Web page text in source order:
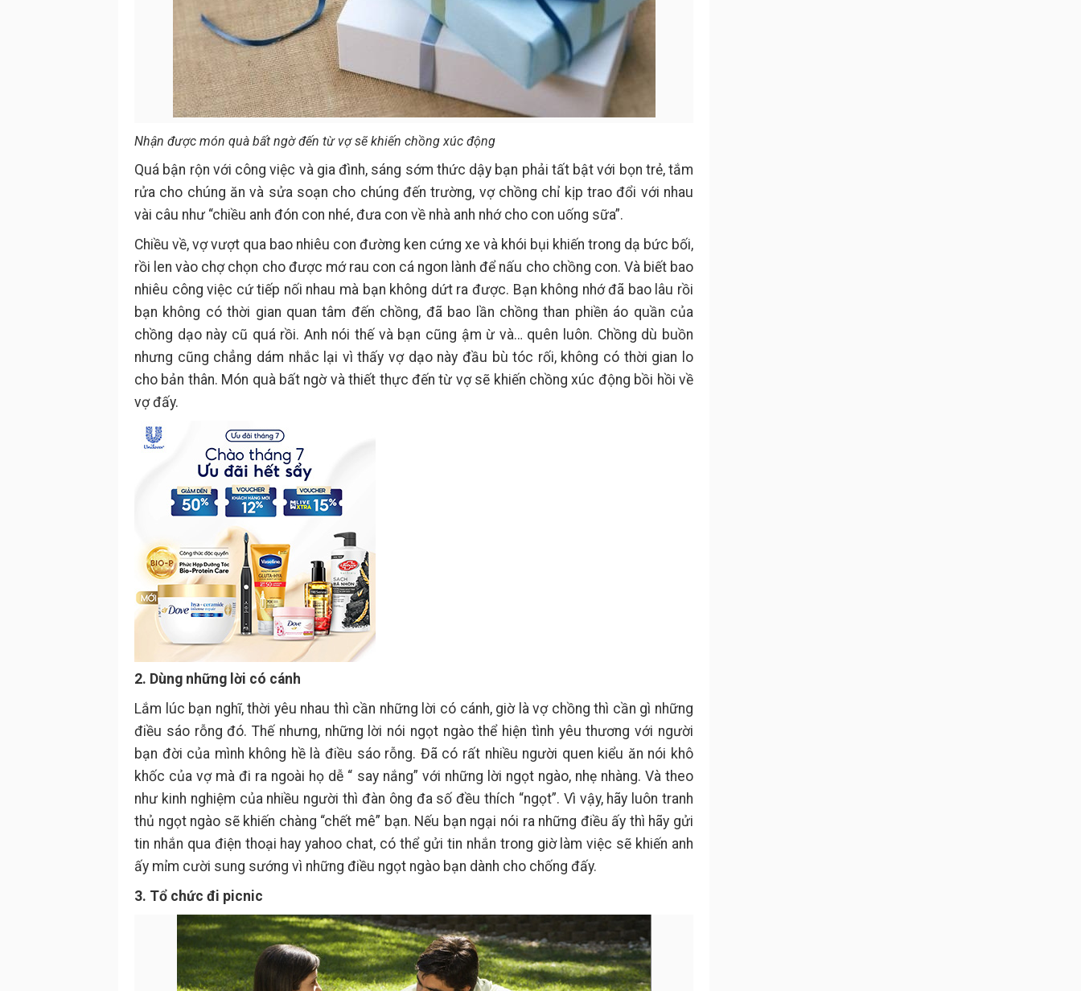
Nhận được món quà bất ngờ đến từ vợ sẽ khiến chồng xúc động
Quá bận rộn với công việc và gia đình, sáng sớm thức dậy bạn phải tất bật với bọn trẻ, tắm
rửa cho chúng ăn và sửa soạn cho chúng đến trường, vợ chồng chỉ kịp trao đổi với nhau
vài câu như “chiều anh đón con nhé, đưa con về nhà anh nhớ cho con uống sữa”.
Chiều về, vợ vượt qua bao nhiêu con đường ken cứng xe và khói bụi khiến trong dạ bức bối,
rồi len vào chợ chọn cho được mớ rau con cá ngon lành để nấu cho chồng con. Và biết bao
nhiêu công việc cứ tiếp nối nhau mà bạn không dứt ra được. Bạn không nhớ đã bao lâu rồi
bạn không có thời gian quan tâm đến chồng, đã bao lần chồng than phiền áo quần của
chồng dạo này cũ quá rồi. Anh nói thế và bạn cũng ậm ừ và… quên luôn. Chồng dù buồn
nhưng cũng chẳng dám nhắc lại vì thấy vợ dạo này đầu bù tóc rối, không có thời gian lo
cho bản thân. Món quà bất ngờ và thiết thực đến từ vợ sẽ khiến chồng xúc động bồi hồi về
vợ đấy.
2. Dùng những lời có cánh
Lắm lúc bạn nghĩ, thời yêu nhau thì cần những lời có cánh, giờ là vợ chồng thì cần gì những
điều sáo rỗng đó. Thế nhưng, những lời nói ngọt ngào thể hiện tình yêu thương với người
bạn đời của mình không hề là điều sáo rỗng. Đã có rất nhiều người quen kiểu ăn nói khô
khốc của vợ mà đi ra ngoài họ dễ “ say nắng” với những lời ngọt ngào, nhẹ nhàng. Và theo
như kinh nghiệm của nhiều người thì đàn ông đa số đều thích “ngọt”. Vì vậy, hãy luôn tranh
thủ ngọt ngào sẽ khiến chàng “chết mê” bạn. Nếu bạn ngại nói ra những điều ấy thì hãy gửi
tin nhắn qua điện thoại hay yahoo chat, có thể gửi tin nhắn trong giờ làm việc sẽ khiến anh
ấy mỉm cười sung sướng vì những điều ngọt ngào bạn dành cho chống đấy.
3. Tổ chức đi picnic